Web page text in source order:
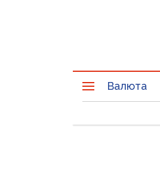
Валюта